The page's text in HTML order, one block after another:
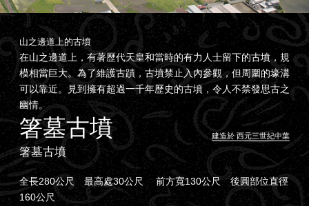
山之邊道上的古墳
在山之邊道上，有著歷代天皇和當時的有力人士留下的古墳，規
模相當巨大。為了維護古蹟，古墳禁止入內參觀，但周圍的壕溝
可以靠近。見到擁有超過一千年歷史的古墳，令人不禁發思古之
幽情。
箸墓古墳 建造於 西元三世紀中葉
箸墓古墳
全長280公尺 最高處30公尺 前方寬130公尺 後圓部位直徑
160公尺